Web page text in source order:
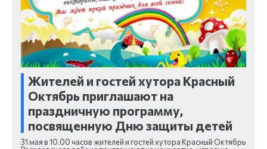
Жителей и гостей хутора Красный
Октябрь приглашают на
праздничную программу,
посвященную Дню защиты детей
31 мая в 10.00 часов жителей и гостей хутора Красный Октябрь